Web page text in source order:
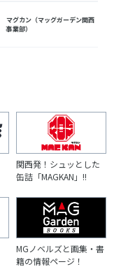
マグカン（マッグガーデン関西
事業部）
関西発！シュッとした
缶詰「MAGKAN」!!
MGノベルズと画集・書
籍の情報ページ！